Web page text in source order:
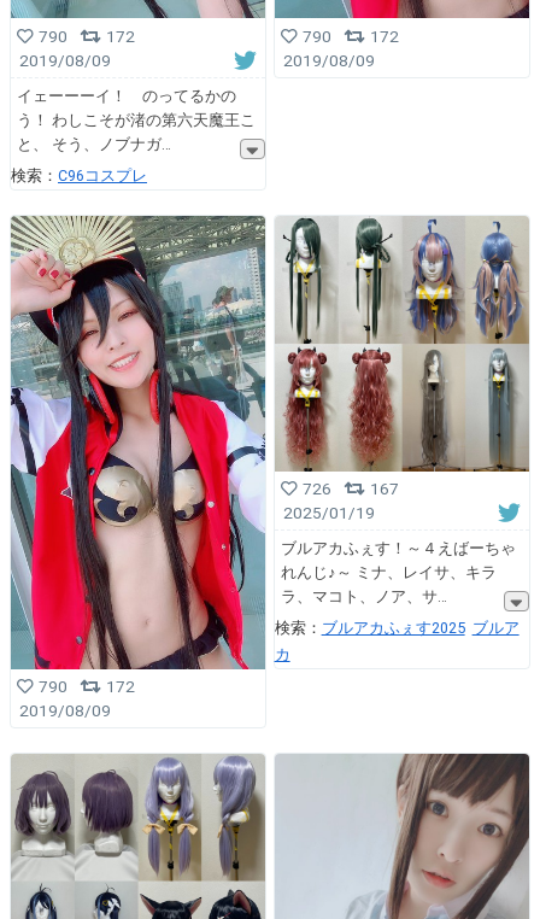
790
172
2019/08/09
イェーーーイ！ のってるかの
う！ わしこそが渚の第六天魔王こ
と、 そう、ノブナガ
検索： C96コスプレ
790
172
2019/08/09
790
172
2019/08/09
726
167
2025/01/19
ブルアカふぇす！～４えばーちゃ
れんじ♪～ ミナ、レイサ、キラ
ラ、マコト、ノア、サ
検索： ブルアカふぇす2025 ブルア
カ